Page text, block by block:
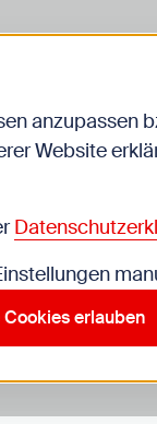
anzupassen
Website
erlauben